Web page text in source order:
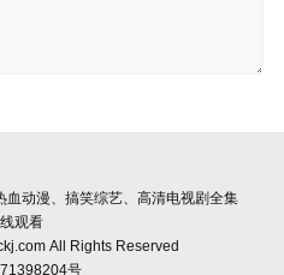
血动漫、搞笑综艺、高清电视剧全集
观看
All Rights Reserved
号